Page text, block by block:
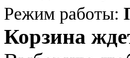
Режим работы:
Корзина